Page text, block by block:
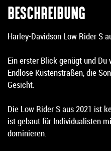
BESCHREIBUNG
Harley-Davidson Low Rider S
Ein erster Blick genügt und
Endlose Küstenstraßen, die
Gesicht.
Die Low Rider S aus 2021 ist
ist gebaut für Individualisten
dominieren.